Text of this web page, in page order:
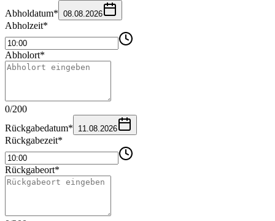
Abholdatum* 08.08.2026
Abholzeit*
Abholort*
0/200
Rückgabedatum* 11.08.2026
Rückgabezeit*
Rückgabeort*